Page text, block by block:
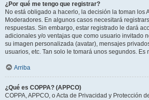
¿Por qué me tengo que registrar?
No está obligado a hacerlo, la decisión la toman los
Moderadores. En algunos casos necesitará
respuestas. Sin embargo, estar registrado le dará
adicionales y/o ventajas que como usuario invitado
su imagen personalizada (avatar), mensajes
usuarios, etc. Tan solo le tomará unos segundos. Es
Arriba
¿Qué es COPPA? (APPCO)
COPPA, APPCO, o Acta de Privacidad y Protección